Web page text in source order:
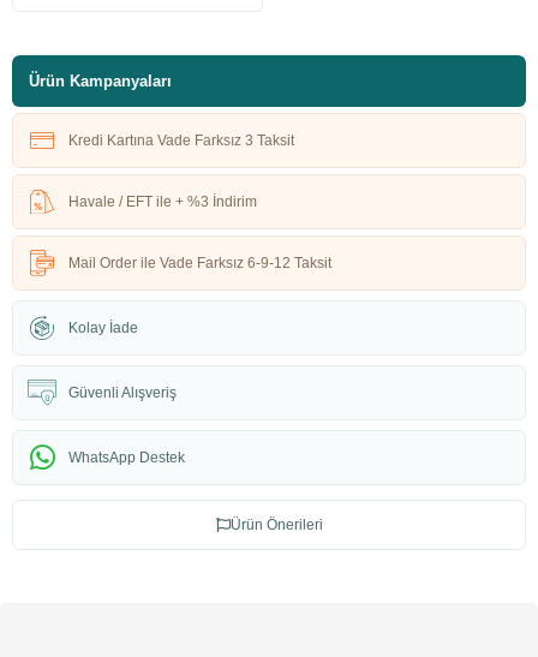
Ürün Kampanyaları
Kredi Kartına Vade Farksız 3 Taksit
Havale / EFT ile + %3 İndirim
Mail Order ile Vade Farksız 6-9-12 Taksit
Kolay İade
Güvenli Alışveriş
WhatsApp Destek
Ürün Önerileri